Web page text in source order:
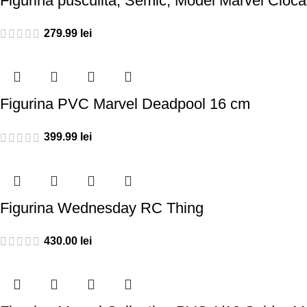
279.99 lei
Figurina PVC Marvel Deadpool 16 cm
399.99 lei
Figurina Wednesday RC Thing
430.00 lei